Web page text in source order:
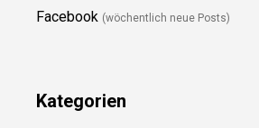
Facebook (wöchentlich neue Posts)
Kategorien